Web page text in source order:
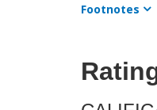
Footnotes